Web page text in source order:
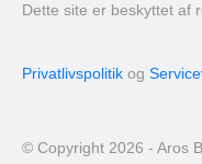
Dette site er beskyttet af
Privatlivspolitik og
© Copyright 2026 - Aros